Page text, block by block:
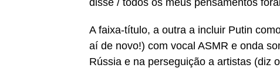
disse / todos os meus pensamentos
A faixa-título, a outra a incluir Putin
aí de novo!) com vocal ASMR e onda
Rússia e na perseguição a artistas (diz